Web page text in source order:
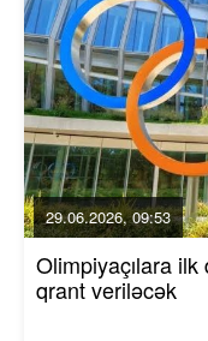
29.06.2026, 09:53
Olimpiyaçılara
qrant veriləcək